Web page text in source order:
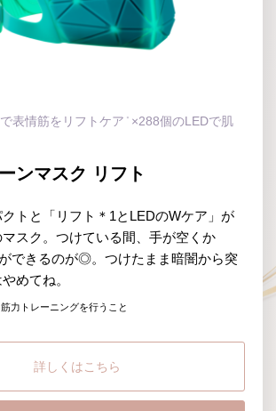
表情筋をリフトケア ＊ ×288個のLEDで肌
ンマスク リフト
トと「リフト＊1とLEDのWケア」が
スク。つけている間、手が空くか
ができるのが◎。つけたまま暗闇から突
めてね。
力トレーニングを行うこと
詳しくはこちら